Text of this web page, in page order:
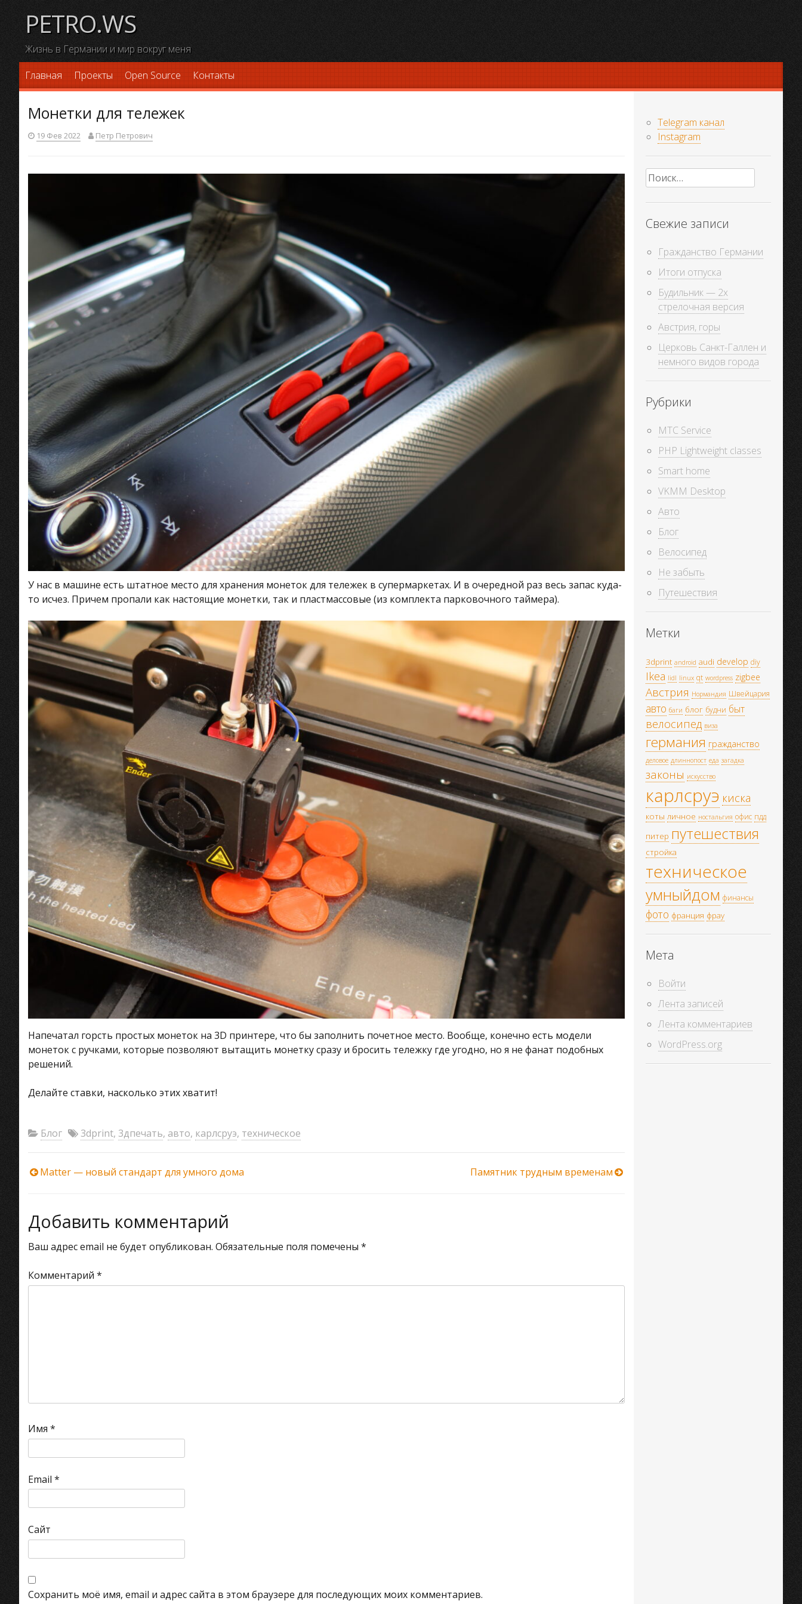
content
PETRO.WS
Жизнь в Германии и мир вокруг меня
Главная
Проекты Open Source Контакты
Монетки для тележек
19 Фев 2022 Петр Петрович
У нас в машине есть штатное место для хранения монеток для тележек в супермаркетах. И в очередной раз весь запас куда-
то исчез. Причем пропали как настоящие монетки, так и пластмассовые (из комплекта парковочного таймера).
Напечатал горсть простых монеток на 3D принтере, что бы заполнить почетное место. Вообще, конечно есть модели
монеток с ручками, которые позволяют вытащить монетку сразу и бросить тележку где угодно, но я не фанат подобных
решений.
Делайте ставки, насколько этих хватит!
Блог 3dprint, 3дпечать, авто, карлсруэ, техническое
Навигация
записям
Matter — новый стандарт для умного дома Памятник трудным временам
Добавить комментарий
Ваш адрес email не будет опубликован. Обязательные поля помечены *
Комментарий *
Имя *
Email *
Сайт
Сохранить моё имя, email и адрес сайта в этом браузере для последующих моих комментариев.
Telegram канал
Instagram
Найти:
Свежие записи
Гражданство Германии
Итоги отпуска
Будильник — 2х
стрелочная версия
Австрия, горы
Церковь Санкт-Галлен и
немного видов города
Рубрики
MTC Service
PHP Lightweight classes
Smart home
VKMM Desktop
Авто
Блог
Велосипед
Не забыть
Путешествия
Метки
3dprint android audi develop diy
Ikea lidl linux qt wordpress zigbee
Австрия Нормандия Швейцария
авто баги блог будни быт
велосипед виза
германия гражданство
деловое длиннопост еда загадка
законы искусство
карлсруэ киска
коты личное ностальгия офис пдд
питер путешествия
стройка
техническое
умныйдом финансы
фото франция фрау
Мета
Войти
Лента записей
Лента комментариев
WordPress.org